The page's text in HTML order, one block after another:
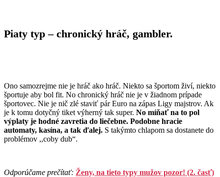
Piaty typ – chronický hráč, gambler.
Ono samozrejme nie je hráč ako hráč. Niekto sa športom živí, niekto
športuje aby bol fit. No chronický hráč nie je v žiadnom prípade
športovec. Nie je nič zlé staviť pár Euro na zápas Ligy majstrov. Ak
je k tomu dotyčný tiket výherný tak super. No míňať na to pol
výplaty je hodné zavretia do liečebne. Podobne hracie
automaty, kasína, a tak ďalej. S takýmto chlapom sa dostanete do
problémov ,,coby dub“.
Odporúčame prečítať: Ženy, na tieto typy mužov pozor! (2. časť)